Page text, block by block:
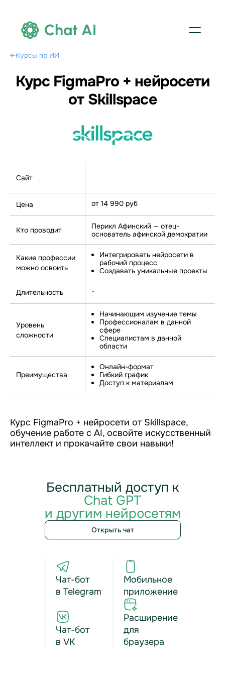
Chat AI
←Курсы по ИИ
Курс FigmaPro + нейросети
от Skillspace
Сайт
Цена от 14 990 руб
Кто проводит
Перикл Афинский — отец-
основатель афинской демократии
Какие профессии
можно освоить
Интегрировать нейросети в
рабочий процесс
Создавать уникальные проекты
Длительность -
Уровень
сложности
Начинающим изучение темы
Профессионалам в данной
сфере
Специалистам в данной
области
Преимущества
Онлайн-формат
Гибкий график
Доступ к материалам
Курс FigmaPro + нейросети от Skillspace,
обучение работе с AI, освойте искусственный
интеллект и прокачайте свои навыки!
Бесплатный доступ к
Chat GPT
и другим нейросетям
Открыть чат
Чат-бот
в Telegram
Чат-бот
в VK
Мобильное
приложение
Расширение
для
браузера